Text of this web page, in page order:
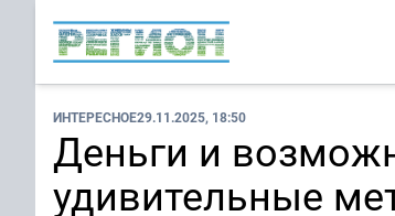
ИНТЕРЕСНОЕ29.11.2025, 18:50
Деньги и
удивительные